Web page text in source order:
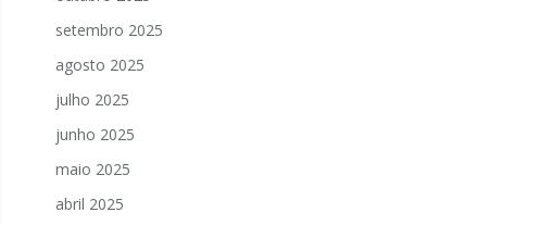
setembro 2025
agosto 2025
julho 2025
junho 2025
maio 2025
abril 2025